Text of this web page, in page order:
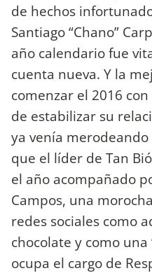
de hechos
Santiago “Chano”
año calendario fue
cuenta nueva. Y la
comenzar el 2016
de estabilizar su
ya venía merodeando
que el líder de Tan
el año acompañado
Campos, una
redes sociales como
chocolate y como una
ocupa el cargo de